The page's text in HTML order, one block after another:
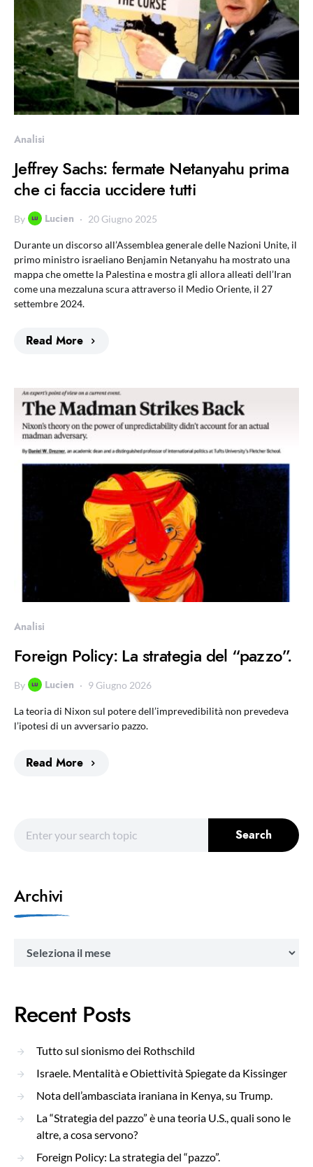
Analisi
Jeffrey Sachs: fermate Netanyahu prima
che ci faccia uccidere tutti
By Lucien 20 Giugno 2025
Durante un discorso all’Assemblea generale delle Nazioni Unite, il
primo ministro israeliano Benjamin Netanyahu ha mostrato una
mappa che omette la Palestina e mostra gli allora alleati dell’Iran
come una mezzaluna scura attraverso il Medio Oriente, il 27
settembre 2024.
Read More
Analisi
Foreign Policy: La strategia del “pazzo”.
By Lucien 9 Giugno 2026
La teoria di Nixon sul potere dell’imprevedibilità non prevedeva
l’ipotesi di un avversario pazzo.
Read More
Search
Archivi
Recent Posts
Tutto sul sionismo dei Rothschild
Israele. Mentalità e Obiettività Spiegate da Kissinger
Nota dell’ambasciata iraniana in Kenya, su Trump.
La “Strategia del pazzo” è una teoria U.S., quali sono le
altre, a cosa servono?
Foreign Policy: La strategia del “pazzo”.